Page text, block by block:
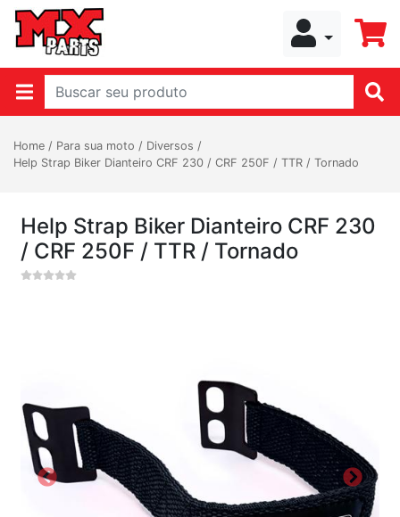
Home / Para sua moto / Diversos /
Help Strap Biker Dianteiro CRF 230 / CRF 250F / TTR / Tornado
Help Strap Biker Dianteiro CRF 230
/ CRF 250F / TTR / Tornado